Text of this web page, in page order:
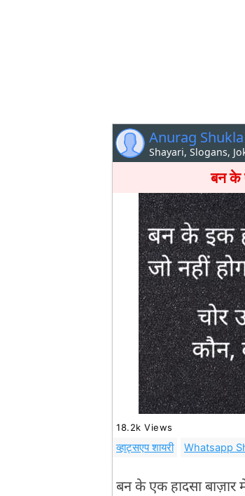
Anurag Shukla
Shayari, Slogans,
बन के
18.2k Views
व्हाट्सएप शायरी Whatsapp
बन के एक हादसा बाज़ार